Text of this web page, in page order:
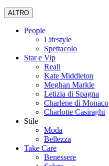
ALTRO
People
Lifestyle
Spettacolo
Star e Vip
Reali
Kate Middleton
Meghan Markle
Letizia di Spagna
Charlene di Monaco
Charlotte Casiraghi
Stile
Moda
Bellezza
Take Care
Benessere